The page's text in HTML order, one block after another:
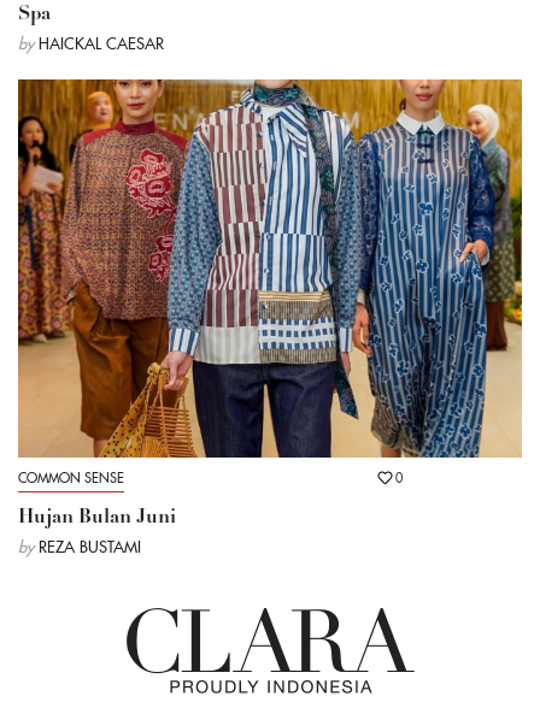
Spa
by HAICKAL CAESAR
COMMON SENSE 0
Hujan Bulan Juni
by REZA BUSTAMI